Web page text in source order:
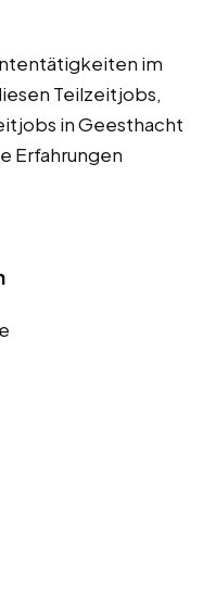
im
Teilzeitjobs,
in Geesthacht
Erfahrungen